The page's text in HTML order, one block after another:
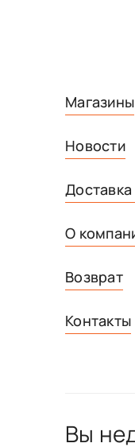
Магазины
Новости
Доставка
О
Возврат
Контакты
Вы